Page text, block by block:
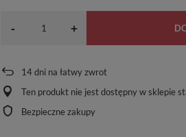
- +
14dni na łatwy zwrot
Ten produkt nie jest dostępny w sklepie
Bezpieczne zakupy